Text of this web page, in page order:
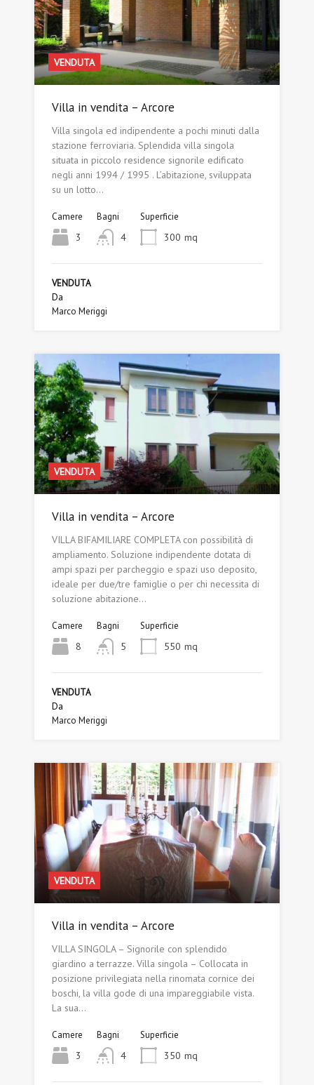
VENDUTA
Villa in vendita – Arcore
Villa singola ed indipendente a pochi minuti dalla
stazione ferroviaria. Splendida villa singola
situata in piccolo residence signorile edificato
negli anni 1994 / 1995 . L’abitazione, sviluppata
su un lotto…
Camere
3
Bagni
4
Superficie
300 mq
VENDUTA
Da
Marco Meriggi
VENDUTA
Villa in vendita – Arcore
VILLA BIFAMILIARE COMPLETA con possibilità di
ampliamento. Soluzione indipendente dotata di
ampi spazi per parcheggio e spazi uso deposito,
ideale per due/tre famiglie o per chi necessita di
soluzione abitazione…
Camere
8
Bagni
5
Superficie
550 mq
VENDUTA
Da
Marco Meriggi
VENDUTA
Villa in vendita – Arcore
VILLA SINGOLA – Signorile con splendido
giardino a terrazze. Villa singola – Collocata in
posizione privilegiata nella rinomata cornice dei
boschi, la villa gode di una impareggiabile vista.
La sua…
Camere
3
Bagni
4
Superficie
350 mq